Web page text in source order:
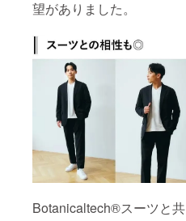
望がありました。
Botanicaltech®スーツと共